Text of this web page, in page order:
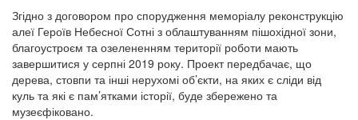
Згідно з договором про спорудження меморіалу реконструкцію
алеї Героїв Небесної Сотні з облаштуванням пішохідної зони,
благоустроєм та озелененням території роботи мають
завершитися у серпні 2019 року. Проект передбачає, що
дерева, стовпи та інші нерухомі об’єкти, на яких є сліди від
куль та які є пам’ятками історії, буде збережено та
музеєфіковано.